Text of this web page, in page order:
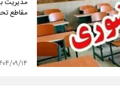
مدیریت
مقاطع تحصیلی را
۱۴۰۴/۰۹/